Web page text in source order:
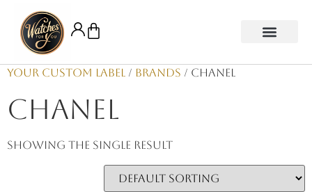
Your Custom Label / Brands / CHANEL
CHANEL
Showing the single result